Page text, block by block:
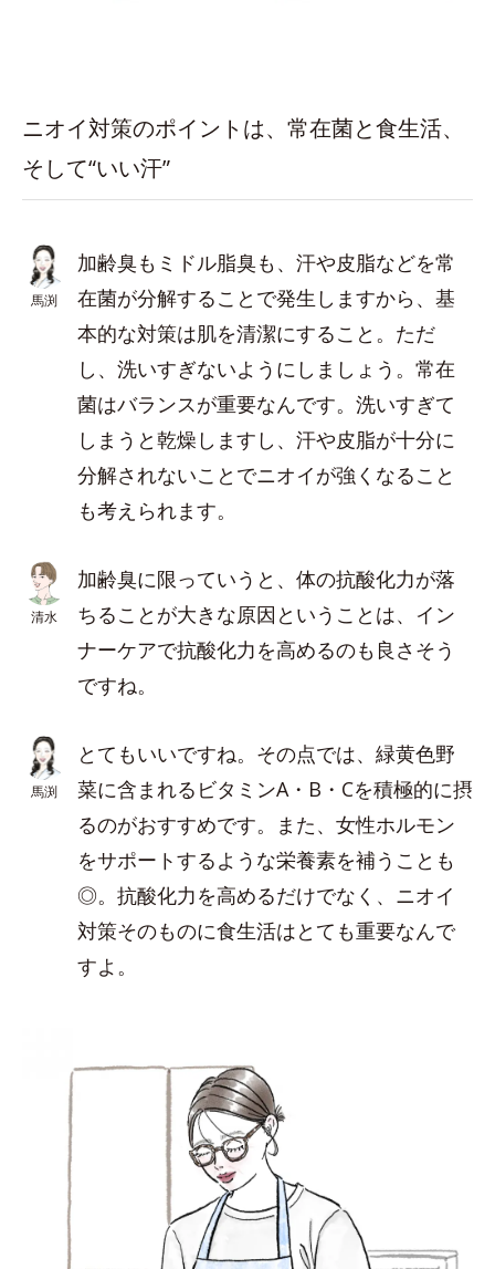
ニオイ対策のポイントは、常在菌と食生活、
そして“いい汗”
馬渕
加齢臭もミドル脂臭も、汗や皮脂などを常
在菌が分解することで発生しますから、基
本的な対策は肌を清潔にすること。ただ
し、洗いすぎないようにしましょう。常在
菌はバランスが重要なんです。洗いすぎて
しまうと乾燥しますし、汗や皮脂が十分に
分解されないことでニオイが強くなること
も考えられます。
清水
加齢臭に限っていうと、体の抗酸化力が落
ちることが大きな原因ということは、イン
ナーケアで抗酸化力を高めるのも良さそう
ですね。
馬渕
とてもいいですね。その点では、緑黄色野
菜に含まれるビタミンA・B・Cを積極的に摂
るのがおすすめです。また、女性ホルモン
をサポートするような栄養素を補うことも
◎。抗酸化力を高めるだけでなく、ニオイ
対策そのものに食生活はとても重要なんで
すよ。